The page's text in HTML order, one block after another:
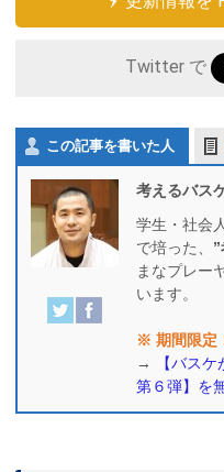
Twitter で
この記事を書いた人
考えるバス
学生・社会
で培った、
まなプレー
います。
※ 期間限定
→
【バス
第６弾】を